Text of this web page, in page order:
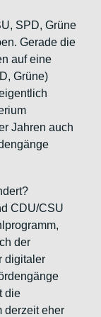
SPD, Grüne
Gerade die
auf eine
Grüne)
Jahren auch
CDU/CSU
der
digitaler
die
derzeit eher